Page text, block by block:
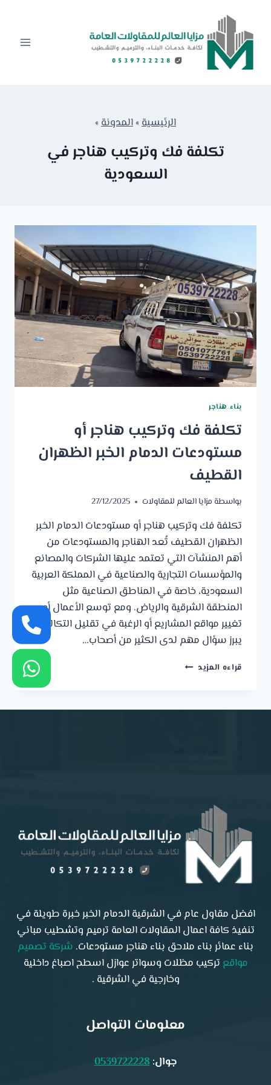
المحتوى
الرئيسية»المدونة»
تكلفة فك وتركيب هناجر في
السعودية
بناء هناجر
تكلفة فك وتركيب هناجر أو
مستودعات الدمام الخبر الظهران
القطيف
بواسطة مزايا العالم للمقاولات 27/12/2025
تكلفة فك وتركيب هناجر أو مستودعات الدمام الخبر
الظهران القطيف تُعد الهناجر والمستودعات من
أهم المنشآت التي تعتمد عليها الشركات والمصانع
والمؤسسات التجارية والصناعية في المملكة العربية
السعودية، خاصة في المناطق الصناعية مثل
المنطقة الشرقية والرياض. ومع توسع الأعمال أو
تغيير مواقع المشاريع أو الرغبة في تقليل التكاليف،
يبرز سؤال مهم لدى الكثير من أصحاب…
قراءه المزيد تكلفة
افضل مقاول عام في الشرقية الدمام الخبر خبرة طويلة في
تنفيذ كافة اعمال المقاولات العامة ترميم وتشطيب مباني
بناء عمائر بناء ملاحق بناء هناجر مستودعات. شركة تصميم
مواقع تركيب مظلات وسواتر عوازل اسطح اصباغ داخلية
وخارجية في الشرقية .
معلومات التواصل
جوال:0539722228